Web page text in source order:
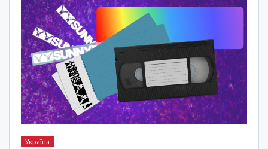
Україна